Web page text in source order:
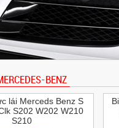
BENZ
lái Merceds Benz S
S202 W202 W210
S210